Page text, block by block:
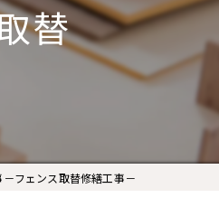
替
フェンス取替修繕工事－